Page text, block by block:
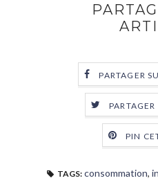
PARTAGER
PIN
TAGS: consommation,